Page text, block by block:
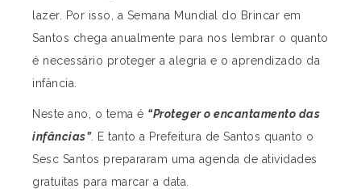
lazer. Por isso, a Semana Mundial do Brincar em
Santos chega anualmente para nos lembrar o quanto
é necessário proteger a alegria e o aprendizado da
infância.
Neste ano, o tema é “Proteger o encantamento das
infâncias”. E tanto a Prefeitura de Santos quanto o
Sesc Santos prepararam uma agenda de atividades
gratuitas para marcar a data.